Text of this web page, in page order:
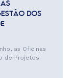
DOS
as Oficinas
de Projetos